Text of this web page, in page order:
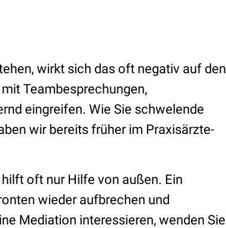
wirkt sich das oft negativ auf den
Teambesprechungen,
eingreifen. Wie Sie schwelende
wir bereits früher im Praxisärzte-
oft nur Hilfe von außen. Ein
wieder aufbrechen und
Mediation interessieren, wenden Sie